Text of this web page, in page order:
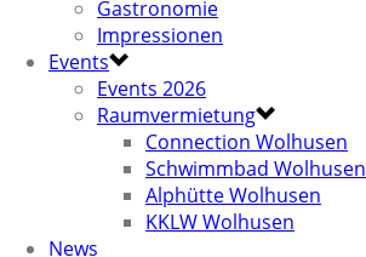
Gastronomie
Impressionen
Events
Events 2026
Raumvermietung
Connection Wolhusen
Schwimmbad Wolhusen
Alphütte Wolhusen
KKLW Wolhusen
News